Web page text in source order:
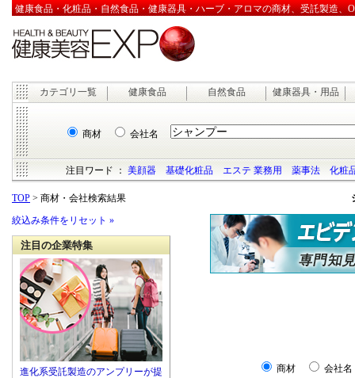
健康食品・化粧品・自然食品・健康器具・ハーブ・アロマの商材、受託製造、
カテゴリ一覧 健康食品 自然食品 健康器具・用品
商材 会社名
注目ワード ：美顔器 基礎化粧品 エステ 業務用 薬事法 化粧
TOP > 商材・会社検索結果
絞込み条件をリセット »
注目の企業特集
進化系受託製造のアンプリーが提
商材 会社名